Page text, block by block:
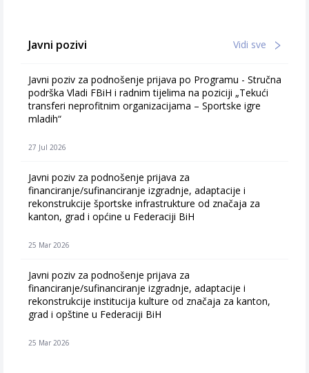
Javni pozivi Vidi sve
Javni poziv za podnošenje prijava po Programu - Stručna
podrška Vladi FBiH i radnim tijelima na poziciji „Tekući
transferi neprofitnim organizacijama – Sportske igre
mladih“
27 Jul 2026
Javni poziv za podnošenje prijava za
financiranje/sufinanciranje izgradnje, adaptacije i
rekonstrukcije športske infrastrukture od značaja za
kanton, grad i općine u Federaciji BiH
25 Mar 2026
Javni poziv za podnošenje prijava za
financiranje/sufinanciranje izgradnje, adaptacije i
rekonstrukcije institucija kulture od značaja za kanton,
grad i opštine u Federaciji BiH
25 Mar 2026